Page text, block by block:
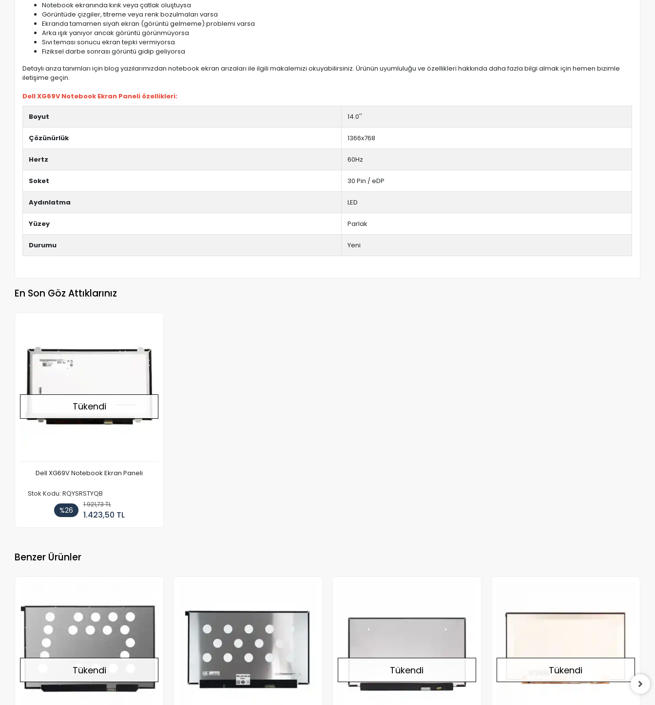
Notebook ekranında kırık veya çatlak oluştuysa
Görüntüde çizgiler, titreme veya renk bozulmaları varsa
Ekranda tamamen siyah ekran (görüntü gelmeme) problemi varsa
Arka ışık yanıyor ancak görüntü görünmüyorsa
Sıvı teması sonucu ekran tepki vermiyorsa
Fiziksel darbe sonrası görüntü gidip geliyorsa
Detaylı arıza tanımları için blog yazılarımızdan notebook ekran arızaları ile ilgili makalemizi okuyabilirsiniz. Ürünün uyumluluğu ve özellikleri hakkında daha fazla bilgi almak için hemen bizimle
iletişime geçin.
Dell XG69V Notebook Ekran Paneli özellikleri:
Boyut 14.0''
Çözünürlük 1366x768
Hertz 60Hz
Soket 30 Pin / eDP
Aydınlatma LED
Yüzey Parlak
Durumu Yeni
En Son Göz Attıklarınız
Tükendi
Dell XG69V Notebook Ekran Paneli
Stok Kodu: RQYSRSTYQB
%26
1.921,73 TL
1.423,50 TL
Benzer Ürünler
Tükendi Tükendi Tükendi